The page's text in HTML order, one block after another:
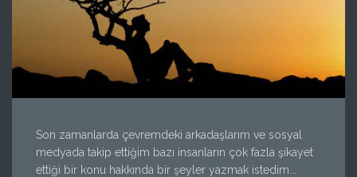
Son zamanlarda çevremdeki arkadaşlarım ve sosyal
medyada takip ettiğim bazı insanların çok fazla şikayet
ettiği bir konu hakkında bir şeyler yazmak istedim...